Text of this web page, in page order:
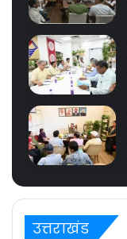
उत्तराखंड